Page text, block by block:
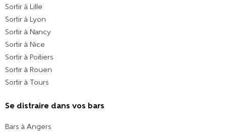
Sortir à Lille
Sortir à Lyon
Sortir à Nancy
Sortir à Nice
Sortir à Poitiers
Sortir à Rouen
Sortir à Tours
Se distraire dans vos bars
Bars à Angers